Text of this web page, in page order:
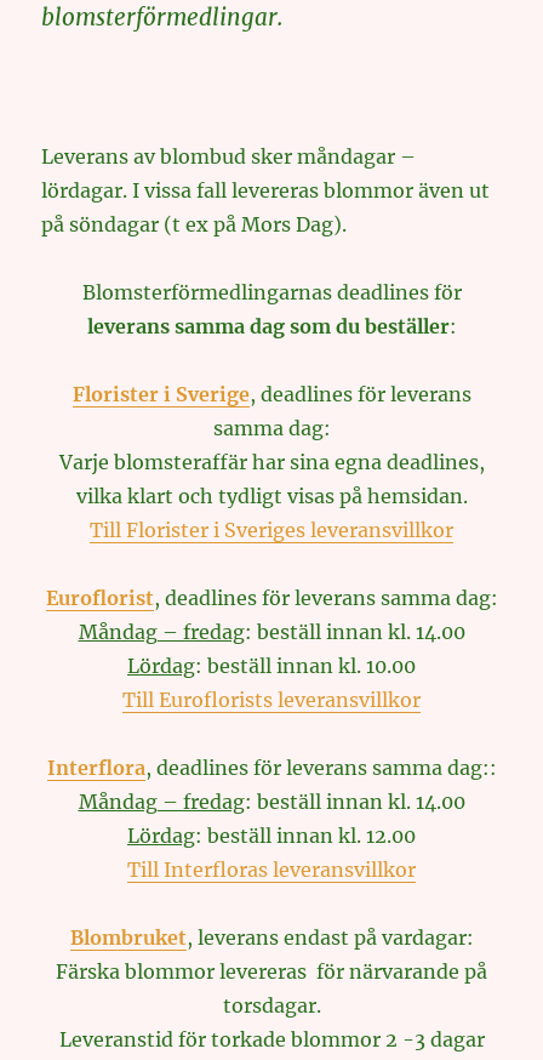
blomsterförmedlingar.
Leverans av blombud sker måndagar –
lördagar. I vissa fall levereras blommor även ut
på söndagar (t ex på Mors Dag).
Blomsterförmedlingarnas deadlines för
leverans samma dag som du beställer:
Florister i Sverige, deadlines för leverans
samma dag:
Varje blomsteraffär har sina egna deadlines,
vilka klart och tydligt visas på hemsidan.
Till Florister i Sveriges leveransvillkor
Euroflorist, deadlines för leverans samma dag:
Måndag – fredag: beställ innan kl. 14.00
Lördag: beställ innan kl. 10.00
Till Euroflorists leveransvillkor
Interflora, deadlines för leverans samma dag::
Måndag – fredag: beställ innan kl. 14.00
Lördag: beställ innan kl. 12.00
Till Interfloras leveransvillkor
Blombruket, leverans endast på vardagar:
Färska blommor levereras för närvarande på
torsdagar.
Leveranstid för torkade blommor 2 -3 dagar